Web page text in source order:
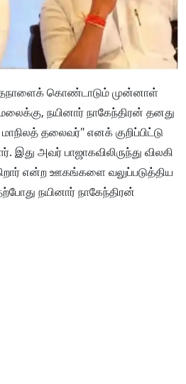
கொண்டாடும் முன்னாள்
நயினார் நாகேந்திரன் தனது
தலைவர்" எனக் குறிப்பிட்டு
இது அவர் பாஜாகவிலிருந்து விலகி
என்ற ஊகங்களை வலுப்படுத்திய
நயினார் நாகேந்திரன்